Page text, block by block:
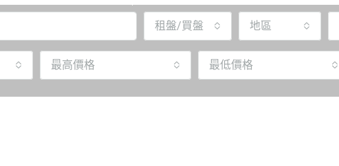
租盤/買盤 地區
最高價格 最低價格